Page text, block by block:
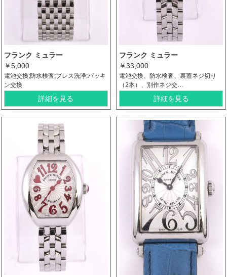
フランク ミュラー
￥5,000
電池交換;防水検査;ブレス洗浄;パッキ
ン交換
詳細を見る
フランク ミュラー
￥33,000
電池交換、防水検査、裏蓋ネジ切り
（2本）、別作ネジ交…
詳細を見る